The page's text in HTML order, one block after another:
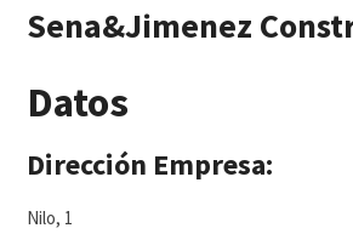
Sena&Jimenez
Datos
Dirección Empresa:
Nilo, 1